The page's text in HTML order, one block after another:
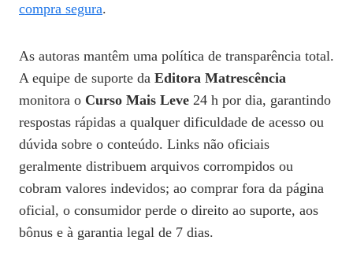
compra segura.
As autoras mantêm uma política de transparência total.
A equipe de suporte da Editora Matrescência
monitora o Curso Mais Leve 24 h por dia, garantindo
respostas rápidas a qualquer dificuldade de acesso ou
dúvida sobre o conteúdo. Links não oficiais
geralmente distribuem arquivos corrompidos ou
cobram valores indevidos; ao comprar fora da página
oficial, o consumidor perde o direito ao suporte, aos
bônus e à garantia legal de 7 dias.